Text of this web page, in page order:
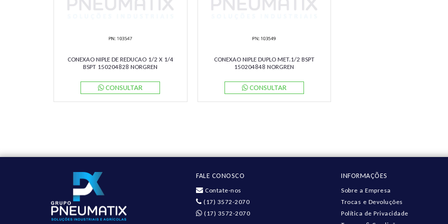
CONEXAO NIPLE DE REDUCAO 1/2 X 1/4
BSPT 150204828 NORGREN
CONSULTAR
CONEXAO NIPLE DUPLO MET.1/2 BSPT
150204848 NORGREN
CONSULTAR
FALE CONOSCO
Contate-nos
(17) 3572-2070
(17) 3572-2070
INFORMAÇÕES
Sobre a Empresa
Trocas e Devoluções
Política de Privacidade